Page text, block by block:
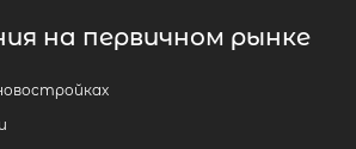
на первичном рынке